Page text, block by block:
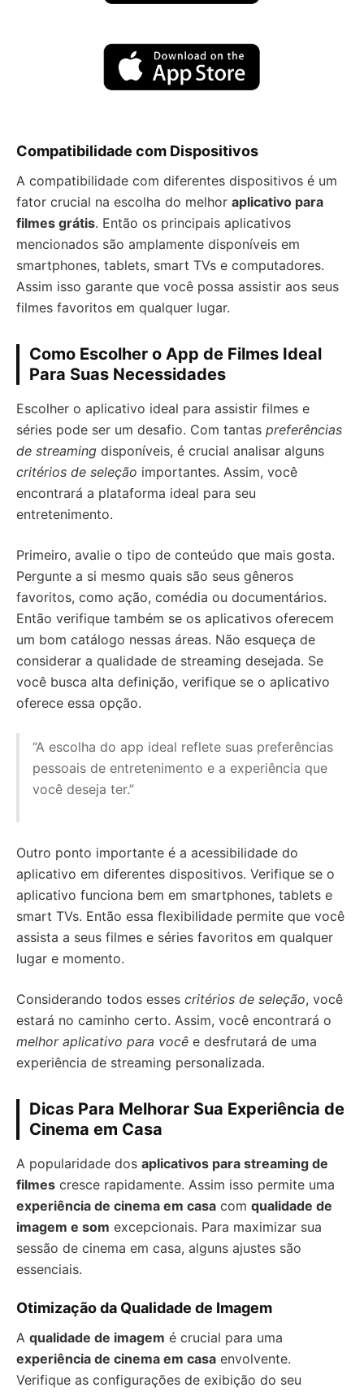
Compatibilidade com Dispositivos
A compatibilidade com diferentes dispositivos é um
fator crucial na escolha do melhor aplicativo para
filmes grátis. Então os principais aplicativos
mencionados são amplamente disponíveis em
smartphones, tablets, smart TVs e computadores.
Assim isso garante que você possa assistir aos seus
filmes favoritos em qualquer lugar.
Como Escolher o App de Filmes Ideal
Para Suas Necessidades
Escolher o aplicativo ideal para assistir filmes e
séries pode ser um desafio. Com tantas preferências
de streaming disponíveis, é crucial analisar alguns
critérios de seleção importantes. Assim, você
encontrará a plataforma ideal para seu
entretenimento.
Primeiro, avalie o tipo de conteúdo que mais gosta.
Pergunte a si mesmo quais são seus gêneros
favoritos, como ação, comédia ou documentários.
Então verifique também se os aplicativos oferecem
um bom catálogo nessas áreas. Não esqueça de
considerar a qualidade de streaming desejada. Se
você busca alta definição, verifique se o aplicativo
oferece essa opção.
“A escolha do app ideal reflete suas preferências
pessoais de entretenimento e a experiência que
você deseja ter.”
Outro ponto importante é a acessibilidade do
aplicativo em diferentes dispositivos. Verifique se o
aplicativo funciona bem em smartphones, tablets e
smart TVs. Então essa flexibilidade permite que você
assista a seus filmes e séries favoritos em qualquer
lugar e momento.
Considerando todos esses critérios de seleção, você
estará no caminho certo. Assim, você encontrará o
melhor aplicativo para você e desfrutará de uma
experiência de streaming personalizada.
Dicas Para Melhorar Sua Experiência de
Cinema em Casa
A popularidade dos aplicativos para streaming de
filmes cresce rapidamente. Assim isso permite uma
experiência de cinema em casa com qualidade de
imagem e som excepcionais. Para maximizar sua
sessão de cinema em casa, alguns ajustes são
essenciais.
Otimização da Qualidade de Imagem
A qualidade de imagem é crucial para uma
experiência de cinema em casa envolvente.
Verifique as configurações de exibição do seu